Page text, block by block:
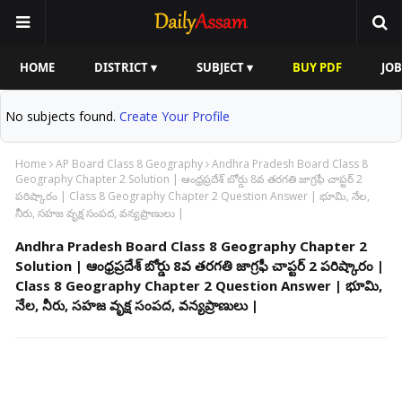
HOME DISTRICT ▾ SUBJECT ▾ BUY PDF
No subjects found. Create Your Profile
Home AP Board Class 8 Geography Andhra Pradesh Board Class 8
Geography Chapter 2 Solution | ఆంధ్రప్రదేశ్ బోర్డు 8వ తరగతి జాగ్రఫీ చాప్టర్ 2
పరిష్కారం | Class 8 Geography Chapter 2 Question Answer | భూమి, నేల,
నీరు, సహజ వృక్ష సంపద, వన్యప్రాణులు |
Andhra Pradesh Board Class 8 Geography Chapter 2
Solution | ఆంధ్రప్రదేశ్ బోర్డు 8వ తరగతి జాగ్రఫీ చాప్టర్ 2 పరిష్కారం |
Class 8 Geography Chapter 2 Question Answer | భూమి,
నేల, నీరు, సహజ వృక్ష సంపద, వన్యప్రాణులు |